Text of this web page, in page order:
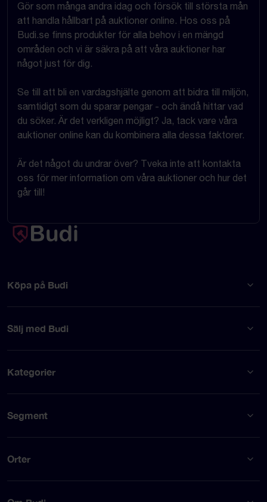
Gör som många andra idag och försök till största mån
att handla hållbart på auktioner online. Hos oss på
Budi.se finns produkter för alla behov i en mängd
områden och vi är säkra på att våra auktioner har
något just för dig.
Se till att bli en vardagshjälte genom att bidra till miljön,
samtidigt som du sparar pengar - och ändå hittar vad
du söker. Är det verkligen möjligt? Ja, tack vare våra
auktioner online kan du kombinera alla dessa faktorer.
Är det något du undrar över? Tveka inte att kontakta
oss för mer information om våra auktioner och hur det
går till!
Köpa på Budi
Sälj med Budi
Kategorier
Segment
Orter